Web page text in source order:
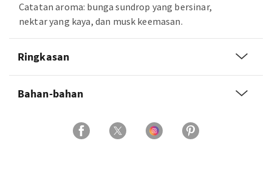
Catatan aroma: bunga sundrop yang bersinar,
nektar yang kaya, dan musk keemasan.
Ringkasan
Bahan-bahan